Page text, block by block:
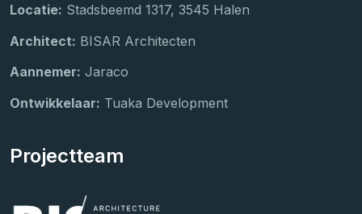
Locatie: Stadsbeemd 1317, 3545 Halen
Architect: BISAR Architecten
Aannemer: Jaraco
Ontwikkelaar: Tuaka Development
Projectteam